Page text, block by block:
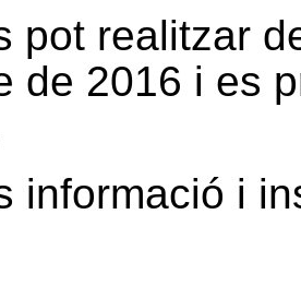
pot realitzar
de 2016 i es
informació i